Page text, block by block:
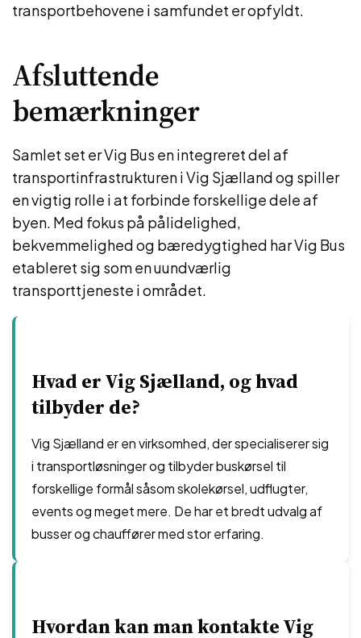
transportbehovene i samfundet er opfyldt.
Afsluttende
bemærkninger
Samlet set er Vig Bus en integreret del af
transportinfrastrukturen i Vig Sjælland og spiller
en vigtig rolle i at forbinde forskellige dele af
byen. Med fokus på pålidelighed,
bekvemmelighed og bæredygtighed har Vig Bus
etableret sig som en uundværlig
transporttjeneste i området.
Hvad er Vig Sjælland, og hvad
tilbyder de?
Vig Sjælland er en virksomhed, der specialiserer sig
i transportløsninger og tilbyder buskørsel til
forskellige formål såsom skolekørsel, udflugter,
events og meget mere. De har et bredt udvalg af
busser og chauffører med stor erfaring.
Hvordan kan man kontakte Vig